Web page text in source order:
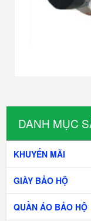
DANH MỤC
KHUYẾN MÃI
GIÀY BẢO HỘ
QUẦN ÁO BẢO HỘ